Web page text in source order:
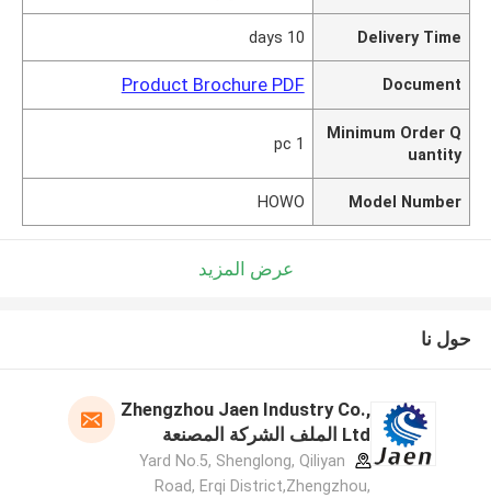
Delivery Time
10 days
Document
Product Brochure PDF
Minimum Order Q
uantity
1 pc
Model Number
HOWO
عرض المزيد
حول نا
Zhengzhou Jaen Industry Co.,
Ltd الملف الشركة المصنعة
Yard No.5, Shenglong, Qiliyan
Road, Erqi District,Zhengzhou,